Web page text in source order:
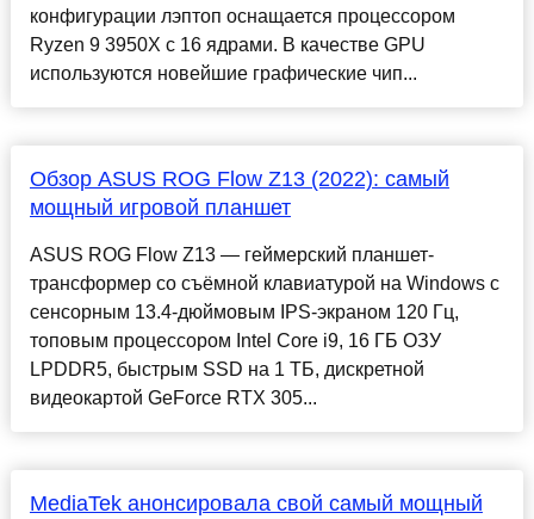
конфигурации лэптоп оснащается процессором
Ryzen 9 3950X с 16 ядрами. В качестве GPU
используются новейшие графические чип...
Обзор ASUS ROG Flow Z13 (2022): самый
мощный игровой планшет
ASUS ROG Flow Z13 — геймерский планшет-
трансформер со съёмной клавиатурой на Windows с
сенсорным 13.4-дюймовым IPS-экраном 120 Гц,
топовым процессором Intel Core i9, 16 ГБ ОЗУ
LPDDR5, быстрым SSD на 1 ТБ, дискретной
видеокартой GeForce RTX 305...
MediaTek анонсировала свой самый мощный